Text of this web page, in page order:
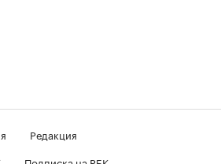
Редакция